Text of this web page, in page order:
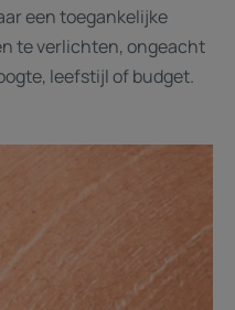
een toegankelijke
te verlichten, ongeacht
leefstijl of budget.